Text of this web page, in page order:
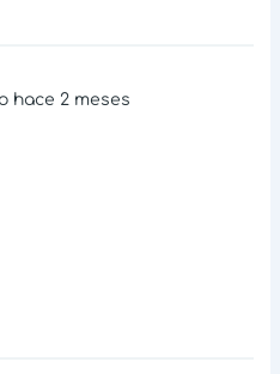
hace 2 meses